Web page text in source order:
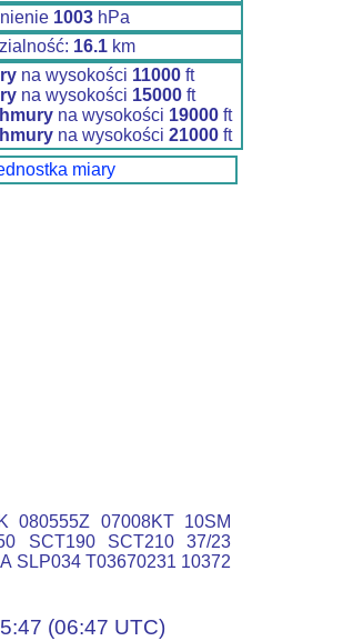
1003hPa
16.1km
na wysokości 11000 ft
na wysokości 15000ft
na wysokości 19000ft
na wysokości 21000ft
miary
080555Z 07008KT 10SM
SCT190 SCT210 37/23
SLP034 T03670231 10372
(06:47 UTC)